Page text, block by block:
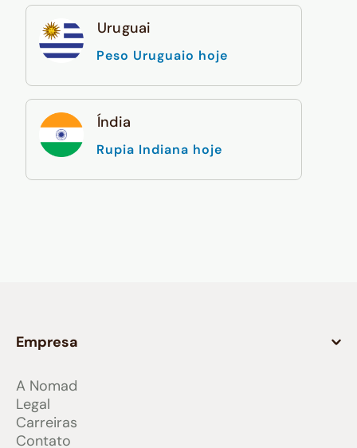
Uruguai
Peso Uruguaio hoje
Índia
Rupia Indiana hoje
Empresa
A Nomad
Legal
Carreiras
Contato